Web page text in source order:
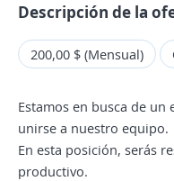
Descripción de la
200,00 $ (Mensual)
Estamos en busca de
unirse a nuestro equipo.
En esta posición, serás
productivo.